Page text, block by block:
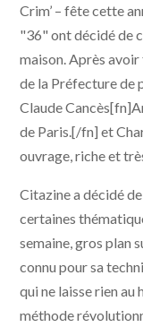
Crim’ – fête cette
"36" ont décidé de
maison. Après
de la Préfecture de
Claude
de Paris.[/fn] et
ouvrage, riche et
Citazine a décidé
certaines
semaine, gros plan
connu pour sa
qui ne laisse rien au
méthode